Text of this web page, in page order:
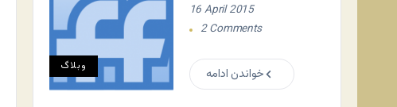
وبلاگ
16 April 2015
2 Comments
خواندن ادامه